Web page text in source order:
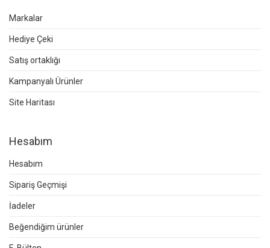
Markalar
Hediye Çeki
Satış ortaklığı
Kampanyalı Ürünler
Site Haritası
Hesabım
Hesabım
Sipariş Geçmişi
İadeler
Beğendiğim ürünler